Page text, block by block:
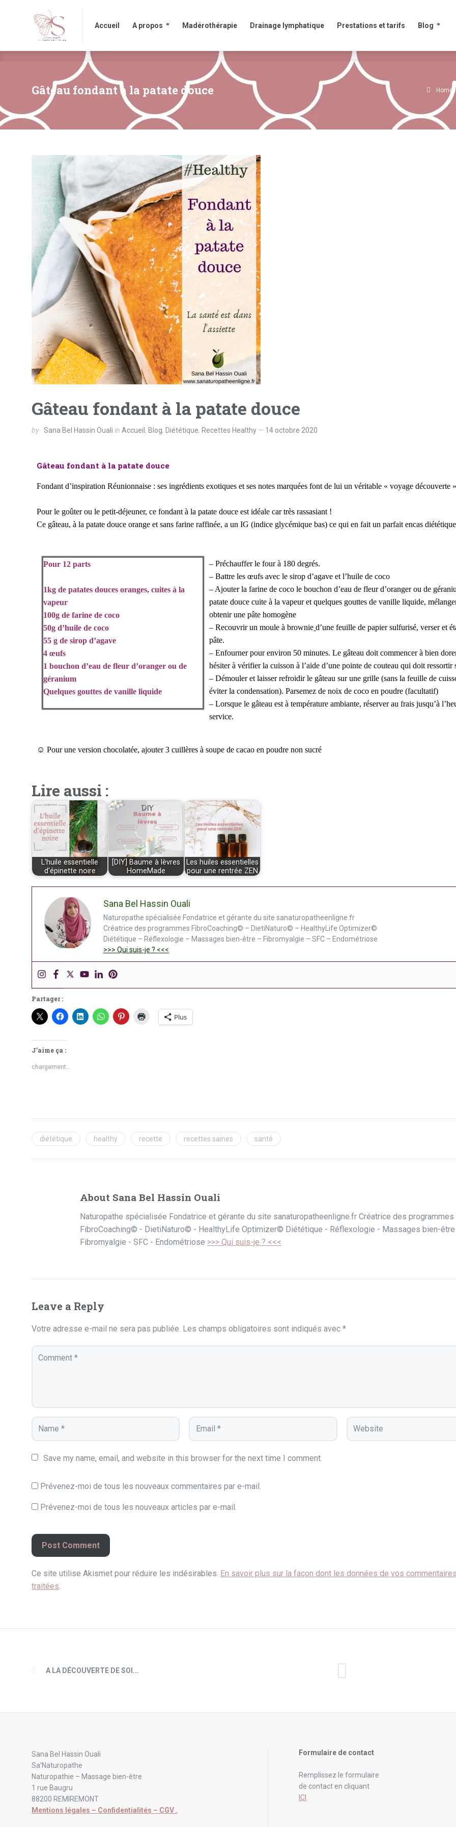
Accueil A propos Madérothérapie Drainage lymphatique Prestations et tarifs Blog
Gâteau fondant à la patate douce Home
Gâteau fondant à la patate douce
by Sana Bel Hassin Ouali in Accueil , Blog, Diététique, Recettes Healthy 14 octobre 2020
Gâteau fondant à la patate douce
Fondant d’inspiration Réunionnaise : ses ingrédients exotiques et ses notes marquées font de lui un véritable « voyage découverte
Pour le goûter ou le petit-déjeuner, ce fondant à la patate douce est idéale car très rassasiant !
Ce gâteau, à la patate douce orange et sans farine raffinée, a un IG (indice glycémique bas) ce qui en fait un parfait encas
Pour 12 parts
1kg de patates douces oranges, cuites à la
vapeur
100g de farine de coco
50g d’huile de coco
55 g de sirop d’agave
4 œufs
1 bouchon d’eau de fleur d’oranger ou de
géranium
Quelques gouttes de vanille liquide
– Préchauffer le four à 180 degrés.
– Battre les œufs avec le sirop d’agave et l’huile de coco
– Ajouter la farine de coco le bouchon d’eau de fleur d’oranger ou de
patate douce cuite à la vapeur et quelques gouttes de vanille liquide,
obtenir une pâte homogène
– Recouvrir un moule à brownie d’une feuille de papier sulfurisé, verser et
pâte.
– Enfourner pour environ 50 minutes. Le gâteau doit commencer à bien
hésiter à vérifier la cuisson à l’aide d’une pointe de couteau qui doit ressortir
– Démouler et laisser refroidir le gâteau sur une grille (sans la feuille de
éviter la condensation). Parsemez de noix de coco en poudre (facultatif)
– Lorsque le gâteau est à température ambiante, réserver au frais jusqu’à
service.
☺ Pour une version chocolatée, ajouter 3 cuillères à soupe de cacao en poudre non sucré
Lire aussi :
L'huile essentielle
d'épinette noire
[DIY] Baume à lèvres
HomeMade
Les huiles essentielles
pour une rentrée ZEN
Sana Bel Hassin Ouali
Naturopathe spécialisée Fondatrice et gérante du site sanaturopatheenligne.fr
Créatrice des programmes FibroCoaching© – DietiNaturo© – HealthyLife Optimizer©
Diététique – Réflexologie – Massages bien-être – Fibromyalgie – SFC – Endométriose
>>> Qui suis-je ? <<<
Partager :
Plus
J’aime ça :
chargement…
diététique healthy recette recettes saines santé
About Sana Bel Hassin Ouali
Naturopathe spécialisée Fondatrice et gérante du site sanaturopatheenligne.fr Créatrice des programmes
FibroCoaching© - DietiNaturo© - HealthyLife Optimizer© Diététique - Réflexologie - Massages bien-
Fibromyalgie - SFC - Endométriose >>> Qui suis-je ? <<<
Leave a Reply
Votre adresse e-mail ne sera pas publiée. Les champs obligatoires sont indiqués avec *
Save my name, email, and website in this browser for the next time I comment.
Prévenez-moi de tous les nouveaux commentaires par e-mail.
Prévenez-moi de tous les nouveaux articles par e-mail.
Ce site utilise Akismet pour réduire les indésirables. En savoir plus sur la façon dont les données de vos
traitées
A LA DÉCOUVERTE DE SOI...
Sana Bel Hassin Ouali
Sa’Naturopathe
Naturopathie – Massage bien-être
1 rue Baugru
88200 REMIREMONT
Mentions légales – Confidentialités – CGV .
Formulaire de contact
Remplissez le formulaire
de contact en cliquant
ICI